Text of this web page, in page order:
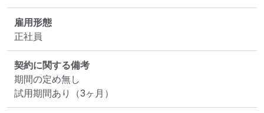
雇用形態
正社員
契約に関する備考
期間の定め無し
試用期間あり（3ヶ月）